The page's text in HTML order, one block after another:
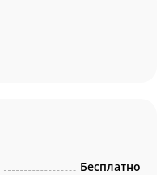
Бесплатно